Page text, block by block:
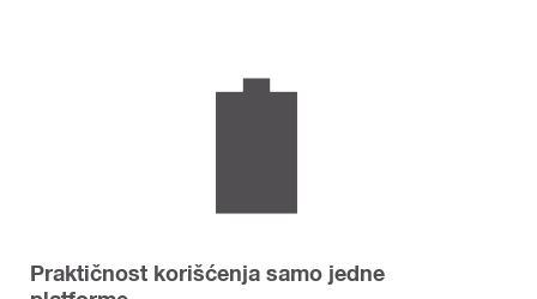
Praktičnost korišćenja samo jedne